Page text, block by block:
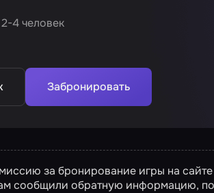
4 человек
Забронировать
за бронирование игры на сайте
сообщили обратную информацию,